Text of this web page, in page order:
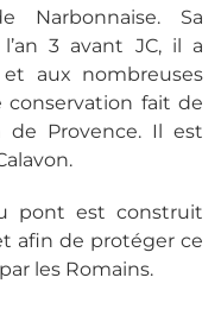
Narbonnaise. Sa
3 avant JC, il a
aux nombreuses
conservation fait de
Provence. Il est
pont est construit
afin de protéger ce
les Romains.